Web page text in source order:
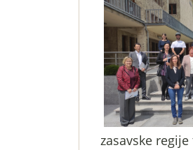
zasavske